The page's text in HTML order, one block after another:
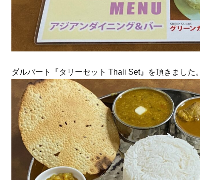
ダルバート『タリーセット Thali Set』を頂きました。